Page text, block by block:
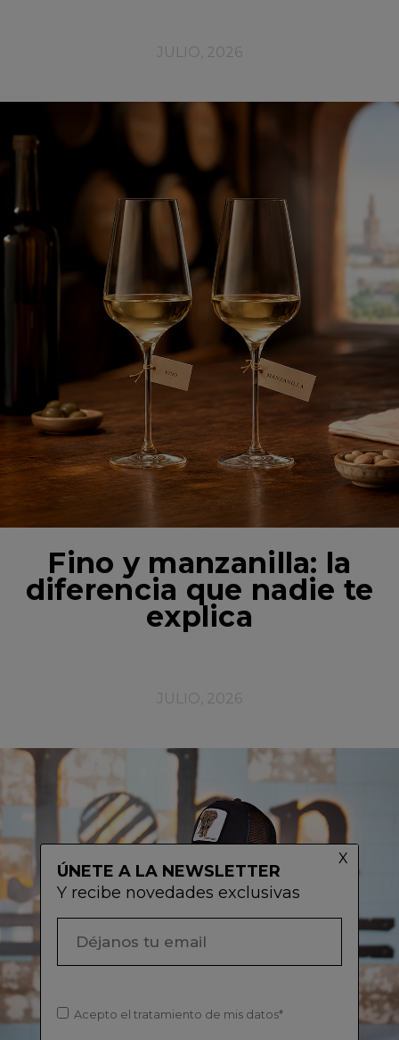
JULIO, 2026
Fino y manzanilla: la
diferencia que nadie te
explica
JULIO, 2026
ÚNETE A LA NEWSLETTER
Y recibe novedades exclusivas
Acepto el tratamiento de mis datos*